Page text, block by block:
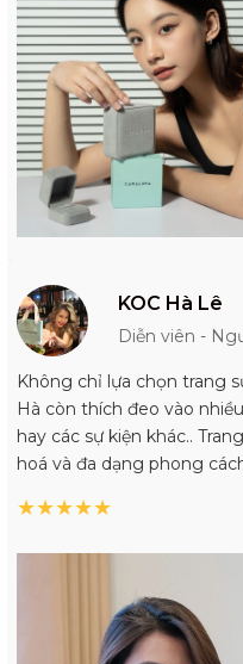
KOC Hà Lê
Diễn viên -
Không chỉ lựa chọn trang
Hà còn thích đeo vào
hay các sự kiện khác..
hoá và đa dạng phong
★★★★★